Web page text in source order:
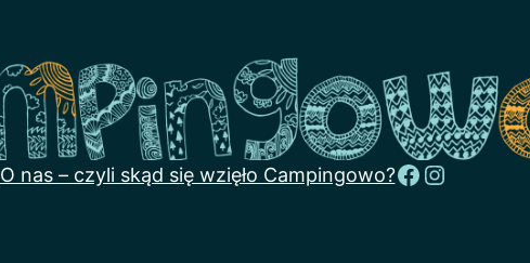
O nas – czyli skąd się wzięło Campingowo?Facebook
Instagram